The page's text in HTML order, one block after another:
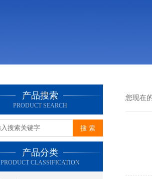
产品搜索
PRODUCT SEARCH
产品分类
PRODUCT CLASSIFICATION
您现在